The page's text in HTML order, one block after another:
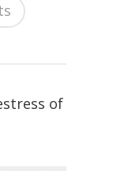
of